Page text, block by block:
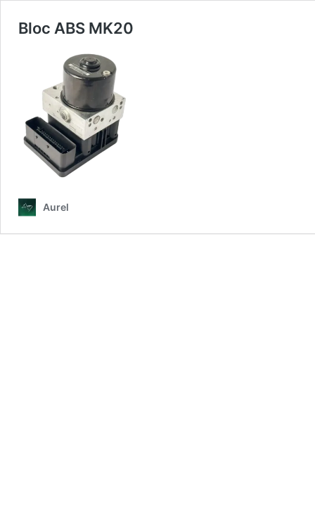
Bloc ABS MK20
Aurel